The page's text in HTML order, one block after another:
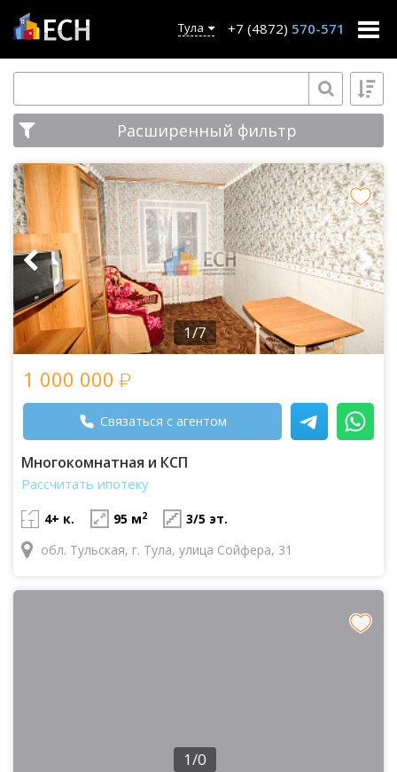
Тула +7 (4872) 570-571
Расширенный фильтр
1/7
1 000 000
Связаться с агентом
Многокомнатная и КСП
Рассчитать ипотеку
4+ к. 95 м2
3/5 эт.
обл. Тульская, г. Тула, улица Сойфера, 31
1/0